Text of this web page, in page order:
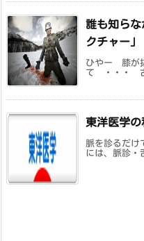
誰も知ら
クチャー」
ひやー 膝が
て ・・・
東洋医学の
脈を診るだけ
には、脈診